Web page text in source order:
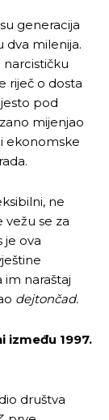
su generacija
dva milenija.
narcističku
riječ o dosta
pod
mijenjao
ekonomske
ne
vežu se za
je ova
im naraštaj
dejtončad.
između 1997.
društva